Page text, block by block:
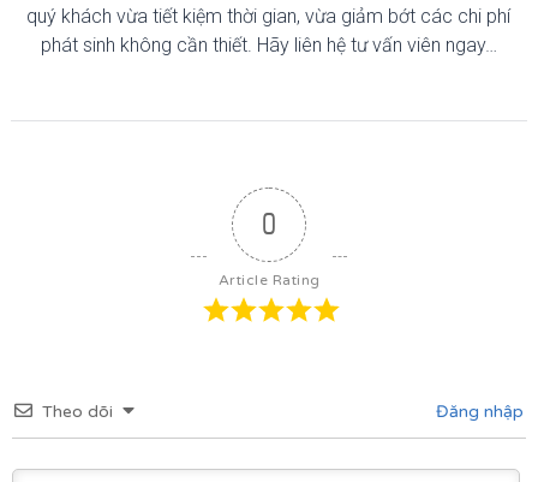
quý khách vừa tiết kiệm thời gian, vừa giảm bớt các chi phí
phát sinh không cần thiết. Hãy liên hệ tư vấn viên ngay…
0
Article Rating
Theo dõi Đăng nhập